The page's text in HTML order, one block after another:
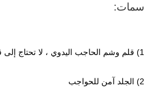
سمات:
1) قلم وشم الحاجب اليدوي ، لا تحتاج إلى قوة
2) الجلد آمن للحواجب